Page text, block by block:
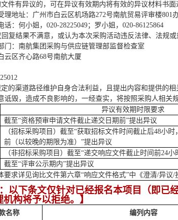
件有异议的，可在异议有效期内将有效的异议材料书面
理地址： 广州市白云区机场路272号南航贸易评审楼801
话： 何小姐， 020-28225049；罗小姐，020-86125864
复结果不满意，或认为本次采购活动违反法律、法规
门：南航集团采购与供应链管理部监督检查室
云区齐心路68号南航大厦
的渠道路径维护自身合法利益，且 提出内容和提供的相
诋毁，造成不良影响的，一经查实，将按照采购人相关
异议有效期时限要求
截至“资格预审申请文件截止递交日期前”提出异议
（招标采购项目） 截至“获取招标文件时间 截止后48小时，
前 （以较晚的期限为准） ”提出异议
（非招标采购项目） 截至“递交响应文件截止时间前24小
截至“评审公示期内”提出异议
要求详见询比文件第六章“响应文件格式”中 《澄清/异议/
：以下条文仅针对已经报名本项目（即已
机构将予以拒绝。】
名称 编列内容